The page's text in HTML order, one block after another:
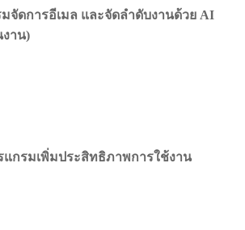
จัดการอีเมล และจัดลำดับงานด้วย AI
าน)
แกรมเพิ่มประสิทธิภาพการใช้งาน